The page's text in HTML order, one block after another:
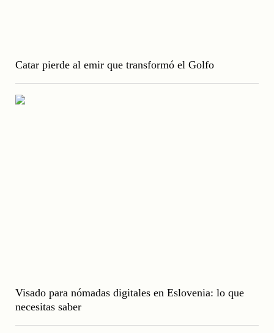
Catar pierde al emir que transformó el Golfo
Visado para nómadas digitales en Eslovenia: lo que
necesitas saber